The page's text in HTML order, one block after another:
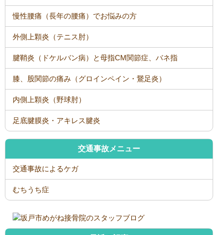
慢性腰痛（長年の腰痛）でお悩みの方
外側上顆炎（テニス肘）
腱鞘炎（ドケルバン病）と母指CM関節症、バネ指
膝、股関節の痛み（グロインペイン・鵞足炎）
内側上顆炎（野球肘）
足底腱膜炎・アキレス腱炎
交通事故メニュー
交通事故によるケガ
むちうち症